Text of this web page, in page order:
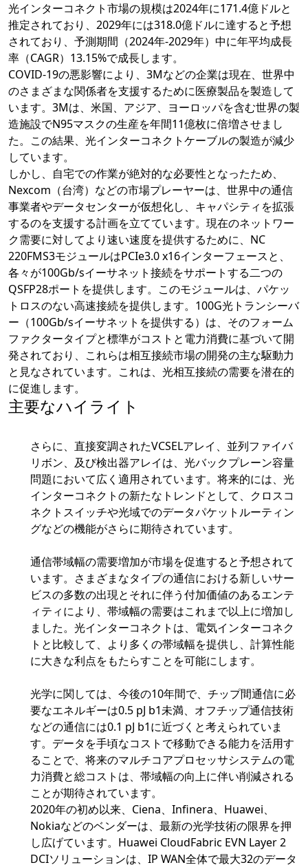
光インターコネクト市場の規模は2024年に171.4億ドルと
推定されており、2029年には318.0億ドルに達すると予想
されており、予測期間（2024年-2029年）中に年平均成長
率（CAGR）13.15%で成長します。
COVID-19の悪影響により、3Mなどの企業は現在、世界中
のさまざまな関係者を支援するために医療製品を製造して
います。3Mは、米国、アジア、ヨーロッパを含む世界の製
造施設でN95マスクの生産を年間11億枚に倍増させまし
た。この結果、光インターコネクトケーブルの製造が減少
しています。
しかし、自宅での作業が絶対的な必要性となったため、
Nexcom（台湾）などの市場プレーヤーは、世界中の通信
事業者やデータセンターが仮想化し、キャパシティを拡張
するのを支援する計画を立てています。現在のネットワー
ク需要に対してより速い速度を提供するために、NC
220FMS3モジュールはPCIe3.0 x16インターフェースと、
各々が100Gb/sイーサネット接続をサポートする二つの
QSFP28ポートを提供します。このモジュールは、パケッ
トロスのない高速接続を提供します。100G光トランシーバ
ー（100Gb/sイーサネットを提供する）は、そのフォーム
ファクタータイプと標準がコストと電力消費に基づいて開
発されており、これらは相互接続市場の開発の主な駆動力
と見なされています。これは、光相互接続の需要を潜在的
に促進します。
主要なハイライト
さらに、直接変調されたVCSELアレイ、並列ファイバ
リボン、及び検出器アレイは、光バックプレーン容量
問題において広く適用されています。将来的には、光
インターコネクトの新たなトレンドとして、クロスコ
ネクトスイッチや光域でのデータパケットルーティン
グなどの機能がさらに期待されています。
通信帯域幅の需要増加が市場を促進すると予想されて
います。さまざまなタイプの通信における新しいサー
ビスの多数の出現とそれに伴う付加価値のあるエンテ
ィティにより、帯域幅の需要はこれまで以上に増加し
ました。光インターコネクトは、電気インターコネク
トと比較して、より多くの帯域幅を提供し、計算性能
に大きな利点をもたらすことを可能にします。
光学に関しては、今後の10年間で、チップ間通信に必
要なエネルギーは0.5 pJ b1未満、オフチップ通信技術
などの通信には0.1 pJ b1に近づくと考えられていま
す。データを手頃なコストで移動できる能力を活用す
ることで、将来のマルチコアプロセッサシステムの電
力消費と総コストは、帯域幅の向上に伴い削減される
ことが期待されています。
2020年の初め以来、Ciena、Infinera、Huawei、
Nokiaなどのベンダーは、最新の光学技術の限界を押
し広げています。Huawei CloudFabric EVN Layer 2
DCIソリューションは、IP WAN全体で最大32のデータ